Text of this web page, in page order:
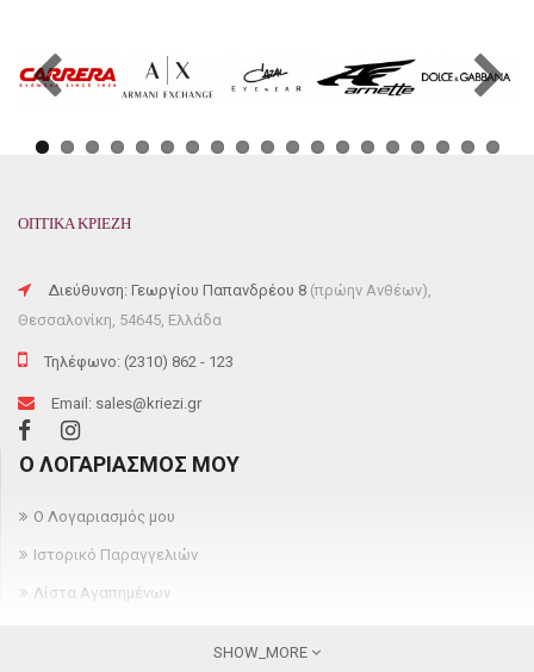
ΟΠΤΙΚΑ ΚΡΙΕΖΗ
Διεύθυνση: Γεωργίου Παπανδρέου 8 (πρώην Ανθέων),
Θεσσαλονίκη, 54645, Ελλάδα
Τηλέφωνο: (2310) 862 - 123
Email: sales@kriezi.gr
Ο ΛΟΓΑΡΙΑΣΜΌΣ ΜΟΥ
Ο Λογαριασμός μου
Ιστορικό Παραγγελιών
Λίστα Αγαπημένων
SHOW_MORE